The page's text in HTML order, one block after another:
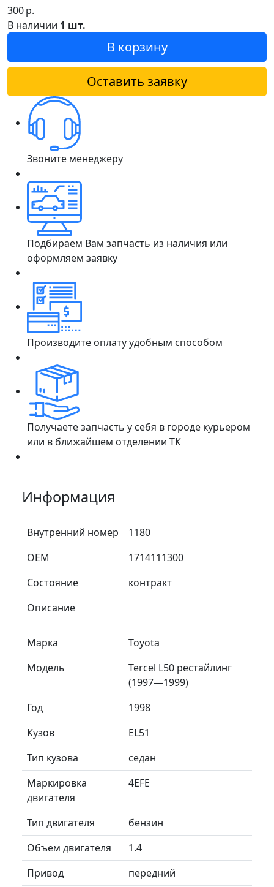
300р.
В наличии 1 шт.
В корзину
Оставить заявку
Звоните менеджеру
Подбираем Вам запчасть из наличия или
оформляем заявку
Производите оплату удобным способом
Получаете запчасть у себя в городе курьером
или в ближайшем отделении ТК
Информация
Внутренний номер
1180
ОЕМ
1714111300
Состояние
контракт
Описание
Марка
Toyota
Модель
Tercel L50 рестайлинг
(1997—1999)
Год
1998
Кузов
EL51
Тип кузова
седан
Маркировка
двигателя
4EFE
Тип двигателя
бензин
Объем двигателя
1.4
Привод
передний